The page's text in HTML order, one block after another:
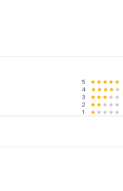
5
4
3
2
1